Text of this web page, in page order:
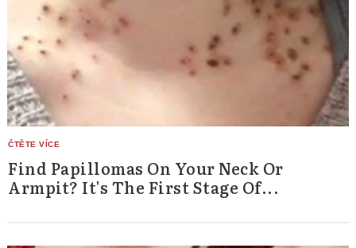
Find Papillomas On Your Neck Or
Armpit? It's The First Stage Of...